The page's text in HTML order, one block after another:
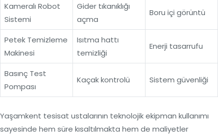
Kameralı Robot
Sistemi
Gider tıkanıklığı
açma
Boru içi görüntü
Petek Temizleme
Makinesi
Isıtma hattı
temizliği
Enerji tasarrufu
Basınç Test
Pompası
Kaçak kontrolü Sistem güvenliği
Yaşamkent tesisat ustalarının teknolojik ekipman kullanımı
sayesinde hem süre kısaltılmakta hem de maliyetler